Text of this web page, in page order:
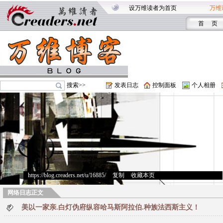
设万维读者为首页 万维
首 页
搜索>> 发表日志 控制面板 个人相册
https://blog.creaders.net/u/16885/> 复制 收藏本页
网络日志正文
美以一家亲.白灯伪府纵容哈马斯阿拉伯.种族法西斯主义！